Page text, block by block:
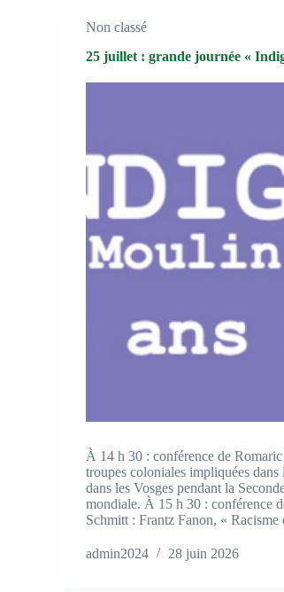
Non classé
25 juillet : grande journée «
À 14 h 30 : conférence de
troupes coloniales impliquées dans
dans les Vosges pendant la
mondiale. À 15 h 30 : conférence
Schmitt : Frantz Fanon, «
admin2024 28 juin 2026